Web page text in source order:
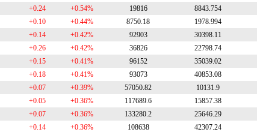
+0.24 +0.54% 19816 8843.754
+0.10 +0.44% 8750.18 1978.994
+0.14 +0.42% 92903 30398.11
+0.26 +0.42% 36826 22798.74
+0.15 +0.41% 96152 35039.02
+0.18 +0.41% 93073 40853.08
+0.07 +0.39% 57050.82 10131.9
+0.05 +0.36% 117689.6 15857.38
+0.07 +0.36% 133280.2 25646.29
+0.14 +0.36% 108638 42307.24